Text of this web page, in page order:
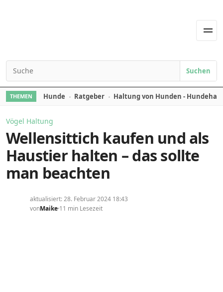
Search for:
Suchen
THEMEN Hunde Ratgeber Haltung von Hunden -
Vögel Haltung
Wellensittich kaufen und als
Haustier halten – das sollte
man beachten
aktualisiert: 28. Februar 2024 18:43
vonMaike 11 min Lesezeit